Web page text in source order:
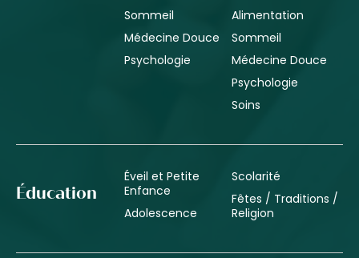
Sommeil
Médecine Douce
Psychologie
Alimentation
Sommeil
Médecine Douce
Psychologie
Soins
Éducation
Éveil et Petite
Enfance
Adolescence
Scolarité
Fêtes / Traditions /
Religion